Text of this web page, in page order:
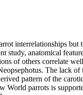
interrelationships
study, anatomical
of others correlate
The lack
pattern of the
parrots is